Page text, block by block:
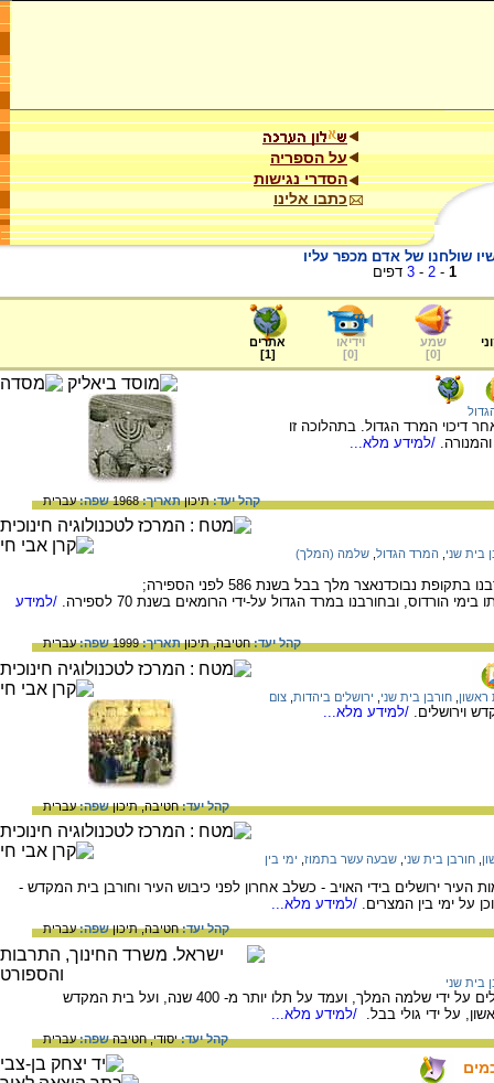
על הספריה
הסדרי נגישות
כתבו אלינו
שולחנו של אדם מכפר עליו
1
-
2
-
3 דפים
שמע
[
0
]
וידיאו
[
0
]
אתרים
[
1
]
דיכוי המרד הגדול. בתהלוכה זו
/למידע מלא...
קהל יעד:תיכוןתאריך:1968 שפה:עברית
בית שני המרד הגדול שלמה (המלך)
נבוכדנאצר מלך בבל בשנת 586 לפני הספירה;
הורדוס, ובחורבנו במרד הגדול על-ידי הרומאים בשנת 70 לספירה.
/למידע
קהל יעד:חטיבה,תיכוןתאריך:1999 שפה:עברית
ראשון חורבן בית שני ירושלים ביהדות צום
וירושלים. /למידע מלא...
קהל יעד:חטיבה,תיכוןשפה:עברית
חורבן בית שני שבעה עשר בתמוז ימי בין
העיר ירושלים בידי האויב - כשלב אחרון לפני כיבוש העיר וחורבן בית המקדש -
על ימי בין המצרים. /למידע מלא...
קהל יעד:חטיבה,תיכוןשפה:עברית
בית שני
המידע על בית המקדש הראשון שנבנה בירושלים על ידי שלמה המלך, ועמד על תלו יותר מ- 400 שנה, ועל בית המקדש
/למידע מלא...
קהל יעד:יסודי,חטיבהשפה:עברית